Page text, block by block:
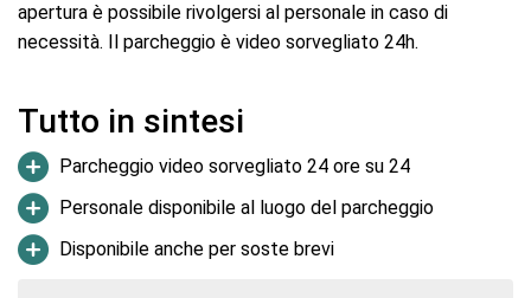
apertura è possibile rivolgersi al personale in caso di
necessità. Il parcheggio è video sorvegliato 24h.
Tutto in sintesi
Parcheggio video sorvegliato 24 ore su 24
Personale disponibile al luogo del parcheggio
Disponibile anche per soste brevi